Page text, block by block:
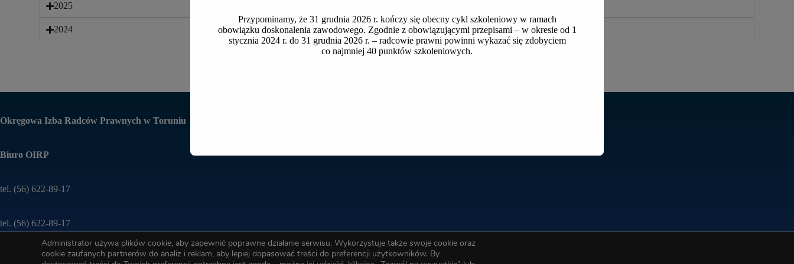
2025
2024
Okręgowa Izba Radców Prawnych w Toruniu
Biuro OIRP
tel. (56) 622-89-17
tel. (56) 622-89-17
oirp@torun.oirp.pl
Administrator używa plików cookie, aby zapewnić poprawne działanie serwisu. Wykorzystuje także swoje cookie oraz
cookie zaufanych partnerów do analiz i reklam, aby lepiej dopasować treści do preferencji użytkowników. By
Przypominamy, że 31 grudnia 2026 r. kończy się obecny cykl szkoleniowy w ramach
obowiązku doskonalenia zawodowego. Zgodnie z obowiązującymi przepisami – w okresie od 1
stycznia 2024 r. do 31 grudnia 2026 r. – radcowie prawni powinni wykazać się zdobyciem
co najmniej 40 punktów szkoleniowych.